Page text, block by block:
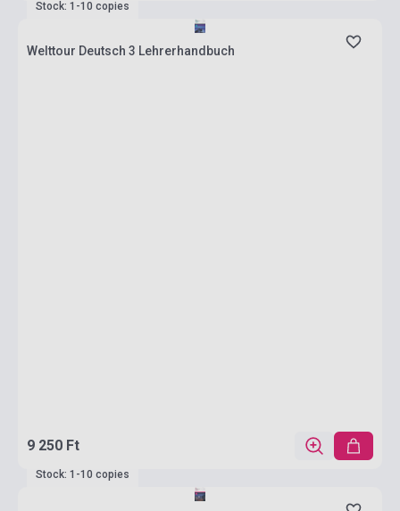
Stock: 1-10 copies
Welttour Deutsch 3 Lehrerhandbuch
9 250 Ft
Stock: 1-10 copies